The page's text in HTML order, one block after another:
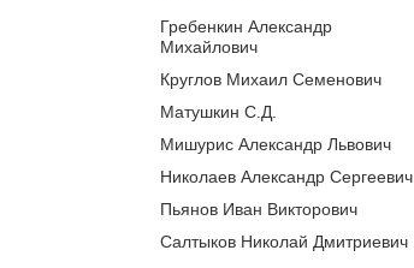
Гребенкин Александр
Михайлович
Круглов Михаил Семенович
Матушкин С.Д.
Мишурис Александр Львович
Николаев Александр Сергеевич
Пьянов Иван Викторович
Салтыков Николай Дмитриевич